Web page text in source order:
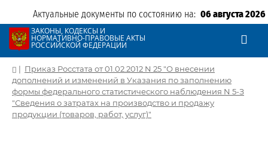
Актуальные документы по состоянию на: 06 августа 2026
ЗАКОНЫ, КОДЕКСЫ И
НОРМАТИВНО-ПРАВОВЫЕ АКТЫ
РОССИЙСКОЙ ФЕДЕРАЦИИ
| Приказ Росстата от 01.02.2012 N 25 "О внесении
дополнений и изменений в Указания по заполнению
формы федерального статистического наблюдения N 5-З
"Сведения о затратах на производство и продажу
продукции (товаров, работ, услуг)"